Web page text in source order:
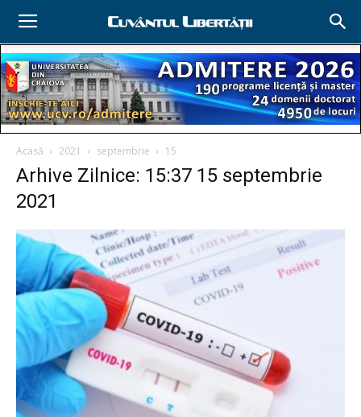
Acasă 2021 septembrie 15
Arhive Zilnice: 15:37 15 septembrie
2021